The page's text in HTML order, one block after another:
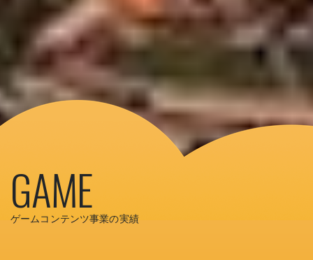
GAME
ゲームコンテンツ事業の実績